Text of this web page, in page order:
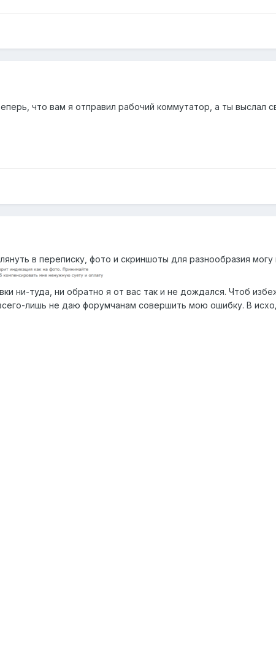
что вам я отправил рабочий коммутатор, а ты выслал
в переписку, фото и скриншоты для разнообразия
ни-туда, ни обратно я от вас так и не дождался. Чтоб
лишь не даю форумчанам совершить мою ошибку. В